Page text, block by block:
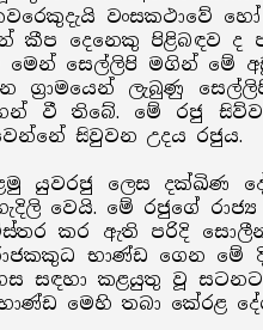
වංසකථාවේ
දෙනෙකු පිළිබඳව ද
සෙල්ලිපි මගින් මේ
ග්‍රාමයෙන් ලැබුණු
වී තිබේ. මේ රජු
සිවුවන උදය රජුය.
යුවරජු ලෙස දක්ඛිණ
වෙයි. මේ රජුගේ
කර ඇති පරිදි
භාණ්ඩ ගෙන
සඳහා කළයුතු වූ
මෙහි තබා කේරළ